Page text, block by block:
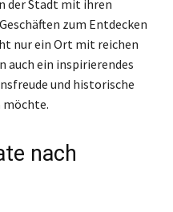
der Stadt mit ihren
zum Entdecken
nur ein Ort mit reichen
auch ein inspirierendes
und historische
möchte.
nach